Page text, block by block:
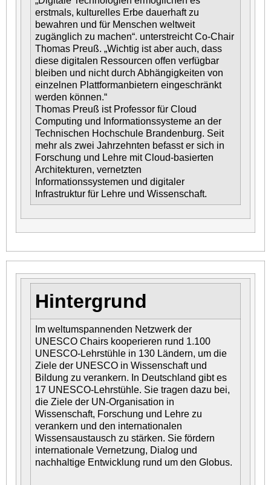
erstmals, kulturelles Erbe dauerhaft zu
bewahren und für Menschen weltweit
zugänglich zu machen“. unterstreicht Co-Chair
Thomas Preuß. „Wichtig ist aber auch, dass
diese digitalen Ressourcen offen verfügbar
bleiben und nicht durch Abhängigkeiten von
einzelnen Plattformanbietern eingeschränkt
werden können.“
Thomas Preuß ist Professor für Cloud
Computing und Informationssysteme an der
Technischen Hochschule Brandenburg. Seit
mehr als zwei Jahrzehnten befasst er sich in
Forschung und Lehre mit Cloud-basierten
Architekturen, vernetzten
Informationssystemen und digitaler
Infrastruktur für Lehre und Wissenschaft.
Hintergrund
Im weltumspannenden Netzwerk der
UNESCO Chairs kooperieren rund 1.100
UNESCO-Lehrstühle in 130 Ländern, um die
Ziele der UNESCO in Wissenschaft und
Bildung zu verankern. In Deutschland gibt es
17 UNESCO-Lehrstühle. Sie tragen dazu bei,
die Ziele der UN-Organisation in
Wissenschaft, Forschung und Lehre zu
verankern und den internationalen
Wissensaustausch zu stärken. Sie fördern
internationale Vernetzung, Dialog und
nachhaltige Entwicklung rund um den Globus.